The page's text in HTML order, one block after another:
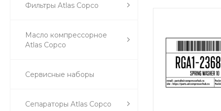
Фильтры Atlas Copco
Масло компрессорное
Atlas Copco
Сервисные наборы
Сепараторы Atlas Copco